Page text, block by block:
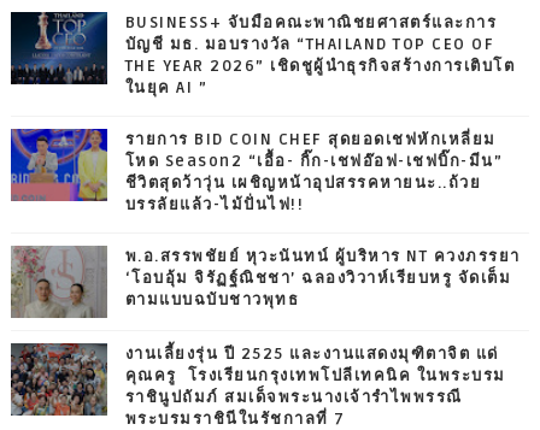
BUSINESS+ จับมือคณะพาณิชยศาสตร์และการ
บัญชี มธ. มอบรางวัล “THAILAND TOP CEO OF
THE YEAR 2026” เชิดชูผู้นำธุรกิจสร้างการเติบโต
ในยุค AI ”
รายการ BID COIN CHEF สุดยอดเชฟหักเหลี่ยม
โหด Season2 “เอื้อ- กิ๊ก-เชฟอ๊อฟ-เชฟบิ๊ก-มีน”
ชีวิตสุดว้าวุ่น เผชิญหน้าอุปสรรคหายนะ..ถ้วย
บรรลัยแล้ว-ไม้ปั่นไฟ!!
พ.อ.สรรพชัยย์ หุวะนันทน์ ผู้บริหาร NT ควงภรรยา
‘โอบอุ้ม จิรัฏฐ์ณิชชา’ ฉลองวิวาห์เรียบหรู จัดเต็ม
ตามแบบฉบับชาวพุทธ
งานเลี้ยงรุ่น ปี 2525 และงานแสดงมุฑิตาจิต แด่
คุณครู โรงเรียนกรุงเทพโปลีเทคนิค ในพระบรม
ราชินูปถัมภ์ สมเด็จพระนางเจ้ารำไพพรรณี
พระบรมราชินีในรัชกาลที่ 7